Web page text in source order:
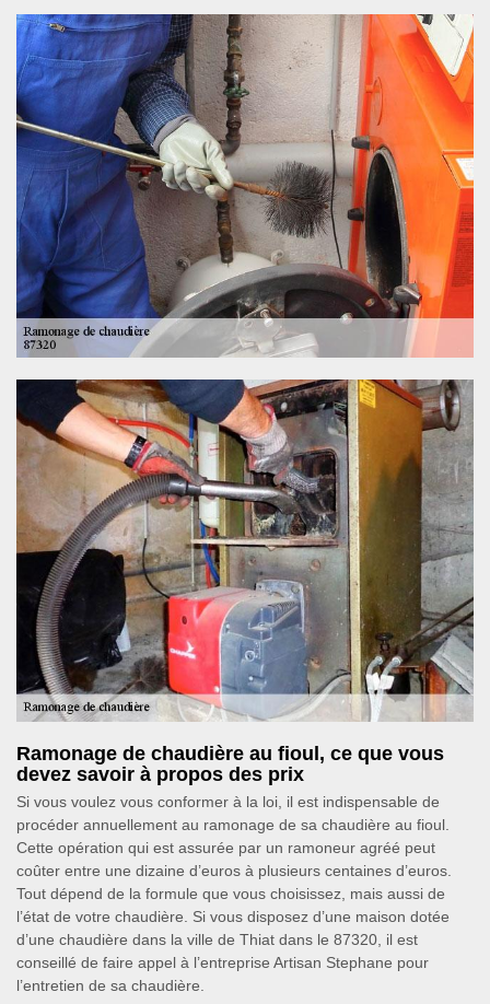
Ramonage de chaudière au fioul, ce que vous
devez savoir à propos des prix
Si vous voulez vous conformer à la loi, il est indispensable de
procéder annuellement au ramonage de sa chaudière au fioul.
Cette opération qui est assurée par un ramoneur agréé peut
coûter entre une dizaine d’euros à plusieurs centaines d’euros.
Tout dépend de la formule que vous choisissez, mais aussi de
l’état de votre chaudière. Si vous disposez d’une maison dotée
d’une chaudière dans la ville de Thiat dans le 87320, il est
conseillé de faire appel à l’entreprise Artisan Stephane pour
l’entretien de sa chaudière.